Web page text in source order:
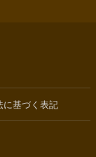
に基づく表記